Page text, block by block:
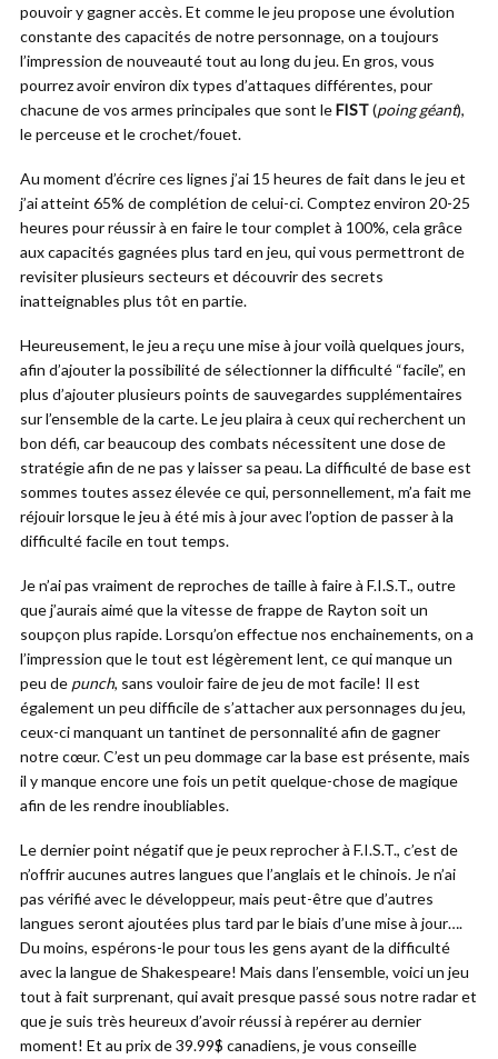
pouvoir y gagner accès. Et comme le jeu propose une évolution
constante des capacités de notre personnage, on a toujours
l’impression de nouveauté tout au long du jeu. En gros, vous
pourrez avoir environ dix types d’attaques différentes, pour
chacune de vos armes principales que sont leFIST(poing géant),
le perceuse et le crochet/fouet.
Au moment d’écrire ces lignes j’ai 15 heures de fait dans le jeu et
j’ai atteint 65% de complétion de celui-ci. Comptez environ 20-25
heures pour réussir à en faire le tour complet à 100%, cela grâce
aux capacités gagnées plus tard en jeu, qui vous permettront de
revisiter plusieurs secteurs et découvrir des secrets
inatteignables plus tôt en partie.
Heureusement, le jeu a reçu une mise à jour voilà quelques jours,
afin d’ajouter la possibilité de sélectionner la difficulté “facile”, en
plus d’ajouter plusieurs points de sauvegardes supplémentaires
sur l’ensemble de la carte. Le jeu plaira à ceux qui recherchent un
bon défi, car beaucoup des combats nécessitent une dose de
stratégie afin de ne pas y laisser sa peau. La difficulté de base est
sommes toutes assez élevée ce qui, personnellement, m’a fait me
réjouir lorsque le jeu à été mis à jour avec l’option de passer à la
difficulté facile en tout temps.
Je n’ai pas vraiment de reproches de taille à faire à F.I.S.T., outre
que j’aurais aimé que la vitesse de frappe de Rayton soit un
soupçon plus rapide. Lorsqu’on effectue nos enchainements, on a
l’impression que le tout est légèrement lent, ce qui manque un
peu de punch, sans vouloir faire de jeu de mot facile! Il est
également un peu difficile de s’attacher aux personnages du jeu,
ceux-ci manquant un tantinet de personnalité afin de gagner
notre cœur. C’est un peu dommage car la base est présente, mais
il y manque encore une fois un petit quelque-chose de magique
afin de les rendre inoubliables.
Le dernier point négatif que je peux reprocher à F.I.S.T., c’est de
n’offrir aucunes autres langues que l’anglais et le chinois. Je n’ai
pas vérifié avec le développeur, mais peut-être que d’autres
langues seront ajoutées plus tard par le biais d’une mise à jour….
Du moins, espérons-le pour tous les gens ayant de la difficulté
avec la langue de Shakespeare! Mais dans l’ensemble, voici un jeu
tout à fait surprenant, qui avait presque passé sous notre radar et
que je suis très heureux d’avoir réussi à repérer au dernier
moment! Et au prix de 39.99$ canadiens, je vous conseille